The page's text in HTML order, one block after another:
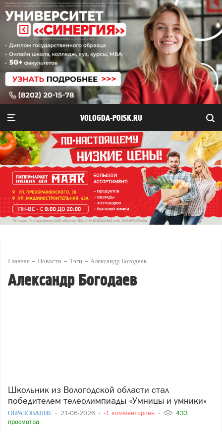
VOLOGDA-POISK.RU
Главная Новости Тэги Александр Богодаев
Александр Богодаев
Школьник из Вологодской области стал
победителем телеолимпиады «Умницы и умники»
ОБРАЗОВАНИЕ 21-06-2026 -1 комментариев
433
просмотра